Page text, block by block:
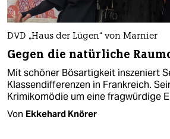
DVD „Haus der Lügen“ von Marnier
Gegen die natürliche
Mit schöner Bösartigkeit inszeniert
Klassendifferenzen in Frankreich.
Krimikomödie um eine fragwürdige
Von Ekkehard Knörer